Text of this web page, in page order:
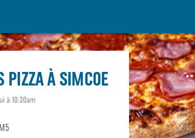
PIZZA À SIMCOE
à 10:30am